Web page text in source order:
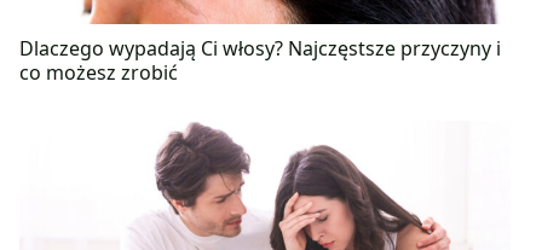
Dlaczego wypadają Ci włosy? Najczęstsze przyczyny i
co możesz zrobić